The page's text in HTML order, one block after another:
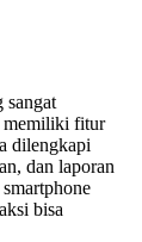
sangat
memiliki fitur
dilengkapi
dan laporan
bisa